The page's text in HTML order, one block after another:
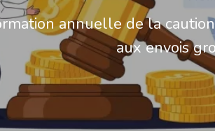
annuelle de la
aux envois